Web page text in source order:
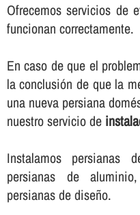
Ofrecemos servicios de
funcionan correctamente.
En caso de que el
la conclusión de que la
una nueva persiana
nuestro servicio de
Instalamos persianas
persianas de
persianas de diseño.